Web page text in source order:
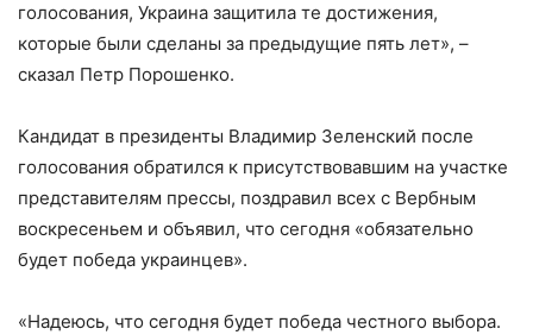
голосования, Украина защитила те достижения,
которые были сделаны за предыдущие пять лет», –
сказал Петр Порошенко.
Кандидат в президенты Владимир Зеленский после
голосования обратился к присутствовавшим на участке
представителям прессы, поздравил всех с Вербным
воскресеньем и объявил, что сегодня «обязательно
будет победа украинцев».
«Надеюсь, что сегодня будет победа честного выбора.